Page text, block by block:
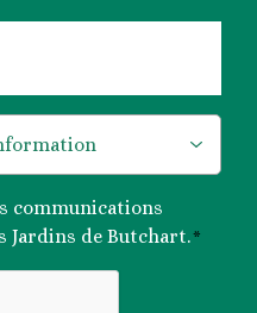
communications
Jardins de Butchart.*